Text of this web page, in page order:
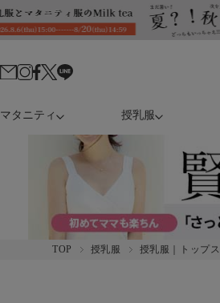
マタニティ 授乳服
TOP 授乳服 授乳服｜トップス